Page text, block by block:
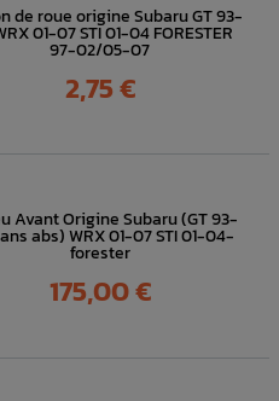
de roue origine Subaru GT 93-
01-07 STI 01-04 FORESTER
97-02/05-07
Prix
2,75 €
Avant Origine Subaru (GT 93-
abs) WRX 01-07 STI 01-04-
forester
Prix
175,00 €